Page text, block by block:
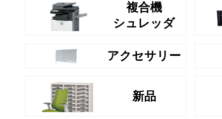
複合機
シュレッダ
アクセサリー
新品